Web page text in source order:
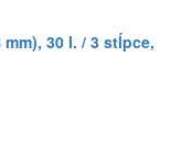
30 l. / 3 stĺpce,